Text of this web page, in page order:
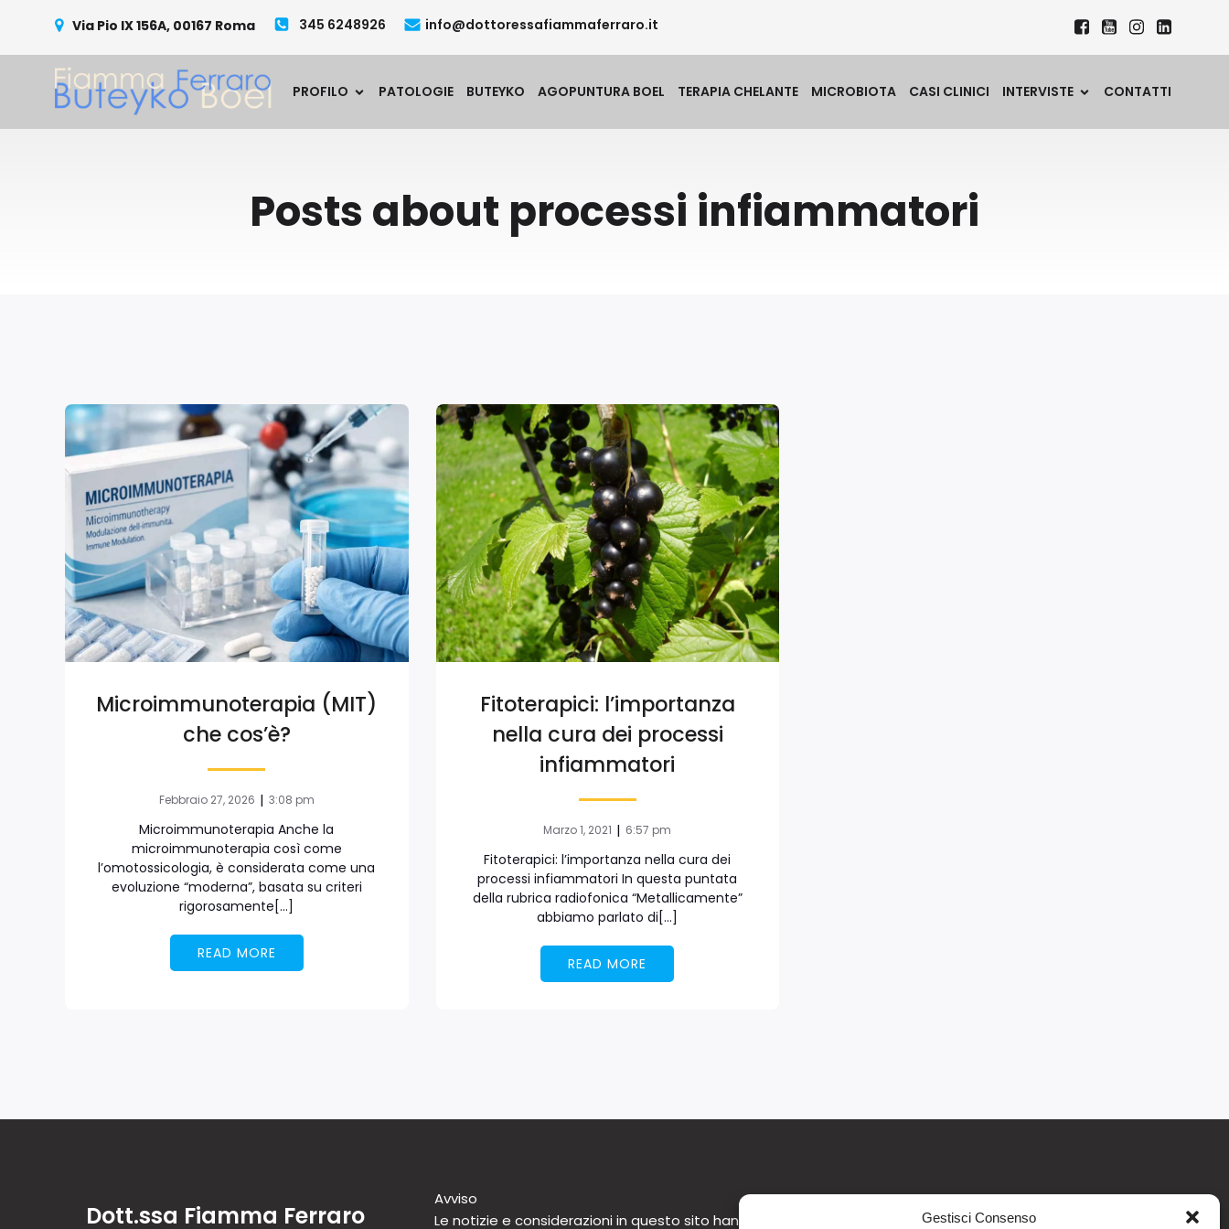
Gestisci Consenso
Via Pio IX 156A, 00167 Roma 345 6248926 info@dottoressafiammaferraro.it
PROFILO PATOLOGIE BUTEYKO AGOPUNTURA BOEL TERAPIA CHELANTE MICROBIOTA CASI CLINICI INTERVISTE CONTATTI
Posts about processi infiammatori
Microimmunoterapia (MIT)
che cos’è?
Febbraio 27, 2026 | 3:08 pm
Microimmunoterapia Anche la
microimmunoterapia così come
l’omotossicologia, è considerata come una
evoluzione “moderna”, basata su criteri
rigorosamente[…]
READ MORE
Fitoterapici: l’importanza
nella cura dei processi
infiammatori
Marzo 1, 2021 | 6:57 pm
Fitoterapici: l’importanza nella cura dei
processi infiammatori In questa puntata
della rubrica radiofonica “Metallicamente”
abbiamo parlato di[…]
READ MORE
Dott.ssa Fiamma Ferraro
Avviso
Le notizie e considerazioni in questo sito hanno carattere informativo generale e non intendono in